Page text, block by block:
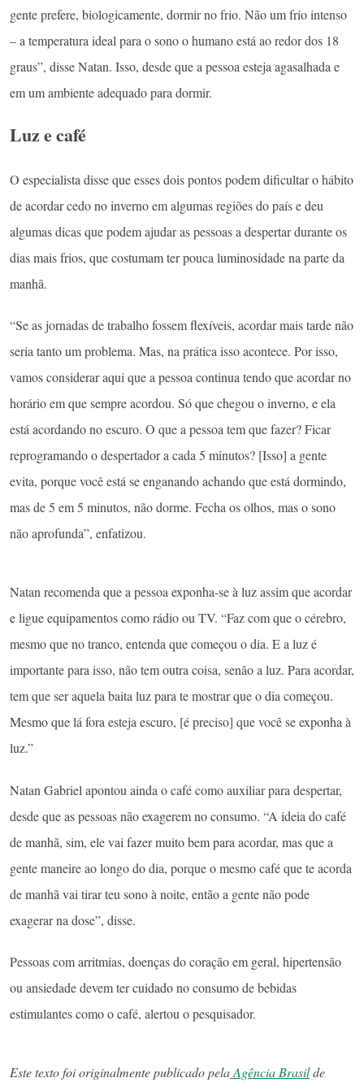
gente prefere, biologicamente, dormir no frio. Não um frio intenso
– a temperatura ideal para o sono o humano está ao redor dos 18
graus”, disse Natan. Isso, desde que a pessoa esteja agasalhada e
em um ambiente adequado para dormir.
Luz e café
O especialista disse que esses dois pontos podem dificultar o hábito
de acordar cedo no inverno em algumas regiões do país e deu
algumas dicas que podem ajudar as pessoas a despertar durante os
dias mais frios, que costumam ter pouca luminosidade na parte da
manhã.
“Se as jornadas de trabalho fossem flexíveis, acordar mais tarde não
seria tanto um problema. Mas, na prática isso acontece. Por isso,
vamos considerar aqui que a pessoa continua tendo que acordar no
horário em que sempre acordou. Só que chegou o inverno, e ela
está acordando no escuro. O que a pessoa tem que fazer? Ficar
reprogramando o despertador a cada 5 minutos? [Isso] a gente
evita, porque você está se enganando achando que está dormindo,
mas de 5 em 5 minutos, não dorme. Fecha os olhos, mas o sono
não aprofunda”, enfatizou.
Natan recomenda que a pessoa exponha-se à luz assim que acordar
e ligue equipamentos como rádio ou TV. “Faz com que o cérebro,
mesmo que no tranco, entenda que começou o dia. E a luz é
importante para isso, não tem outra coisa, senão a luz. Para acordar,
tem que ser aquela baita luz para te mostrar que o dia começou.
Mesmo que lá fora esteja escuro, [é preciso] que você se exponha à
luz.”
Natan Gabriel apontou ainda o café como auxiliar para despertar,
desde que as pessoas não exagerem no consumo. “A ideia do café
de manhã, sim, ele vai fazer muito bem para acordar, mas que a
gente maneire ao longo do dia, porque o mesmo café que te acorda
de manhã vai tirar teu sono à noite, então a gente não pode
exagerar na dose”, disse.
Pessoas com arritmias, doenças do coração em geral, hipertensão
ou ansiedade devem ter cuidado no consumo de bebidas
estimulantes como o café, alertou o pesquisador.
Este texto foi originalmente publicado pelaAgência Brasilde